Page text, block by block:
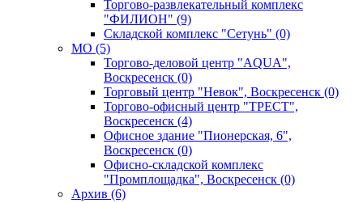
Торгово-развлекательный комплекс
"ФИЛИОН" (9)
Складской комплекс "Сетунь" (0)
MO (5)
Торгово-деловой центр "AQUA",
Воскресенск (0)
Торговый центр "Невок", Воскресенск (0)
Торгово-офисный центр "ТРЕСТ",
Воскресенск (4)
Офисное здание "Пионерская, 6",
Воскресенск (0)
Офисно-складской комплекс
"Промплощадка", Воскресенск (0)
Архив (6)